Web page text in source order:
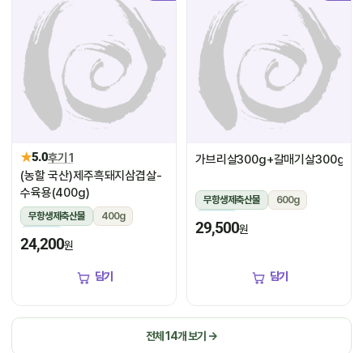
★5.0후기 1
(농할 국산)제주흑돼지삼겹살-
수육용(400g)
무항생제축산물
400g
냉장
24,200원
담기
가브리살300g+갈매기살300g
무항생제축산물
600g
냉장
29,500원
담기
전체 14개 보기 →